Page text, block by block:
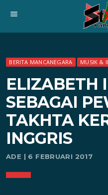
menu
BERITA MANCANEGARA MUSIK &
ELIZABETH
SEBAGAI
TAKHTA
INGGRIS
ADE | 6 FEBRUARI 2017